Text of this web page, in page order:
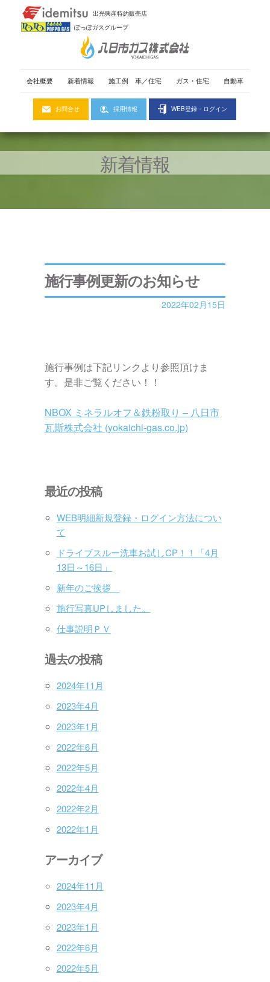
出光興産特約販売店
ぽっぽガスグループ
会社概要 新着情報 施工例 車／住宅 ガス・住宅 自動車
お問合せ 採用情報 WEB登録・ログイン
新着情報
施行事例更新のお知らせ
2022年02月15日
施行事例は下記リンクより参照頂けま
す。是非ご覧ください！！
NBOX ミネラルオフ＆鉄粉取り – 八日市
瓦斯株式会社 (yokaichi-gas.co.jp)
最近の投稿
WEB明細新規登録・ログイン方法につい
て
ドライブスルー洗車お試しCP！！「4月
13日～16日」
新年のご挨拶
施行写真UPしました。
仕事説明ＰＶ
過去の投稿
2024年11月
2023年4月
2023年1月
2022年6月
2022年5月
2022年4月
2022年2月
2022年1月
アーカイブ
2024年11月
2023年4月
2023年1月
2022年6月
2022年5月